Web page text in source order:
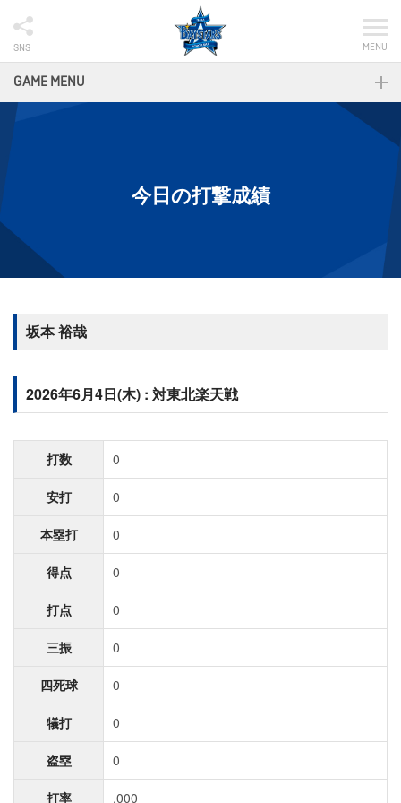
SNS MENU
GAME MENU
今日の打撃成績
坂本 裕哉
2026年6月4日(木) : 対東北楽天戦
打数 0
安打 0
本塁打 0
得点 0
打点 0
三振 0
四死球 0
犠打 0
盗塁 0
打率 .000